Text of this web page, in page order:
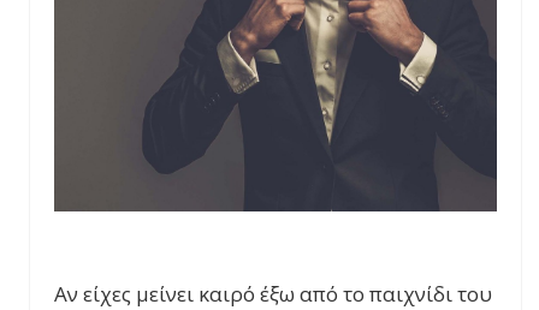
Αν είχες μείνει καιρό έξω από το παιχνίδι του